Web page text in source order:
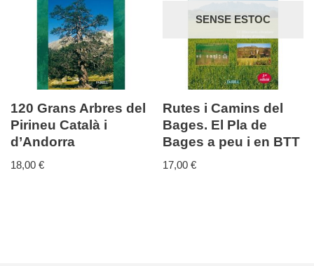
120 Grans Arbres del
Pirineu Català i
d’Andorra
18,00 €
SENSE ESTOC
Rutes i Camins del
Bages. El Pla de
Bages a peu i en BTT
17,00€